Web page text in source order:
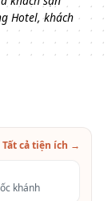
Hotel, khách
Tất cả tiện ích →
khánh